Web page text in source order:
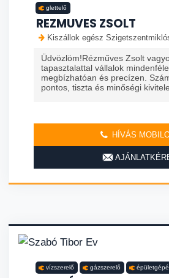
glettelő
REZMUVES ZSOLT
Kiszállok egész
Üdvözlöm!Rézműves Zsolt
tapasztalattal vállalok
megbízhatóan és precízen.
pontos, tiszta és minőségi
HÍVÁS
vízszerelő gázszerelő